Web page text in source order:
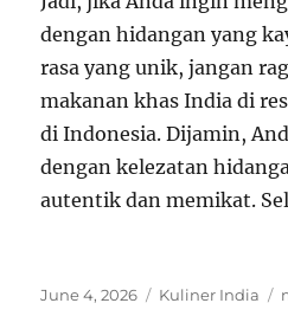
dengan hidangan yang
rasa yang unik, jangan
makanan khas India di
di Indonesia. Dijamin,
dengan kelezatan
autentik dan memikat.
Posted
June 4, 2026 Categories
Kuliner India